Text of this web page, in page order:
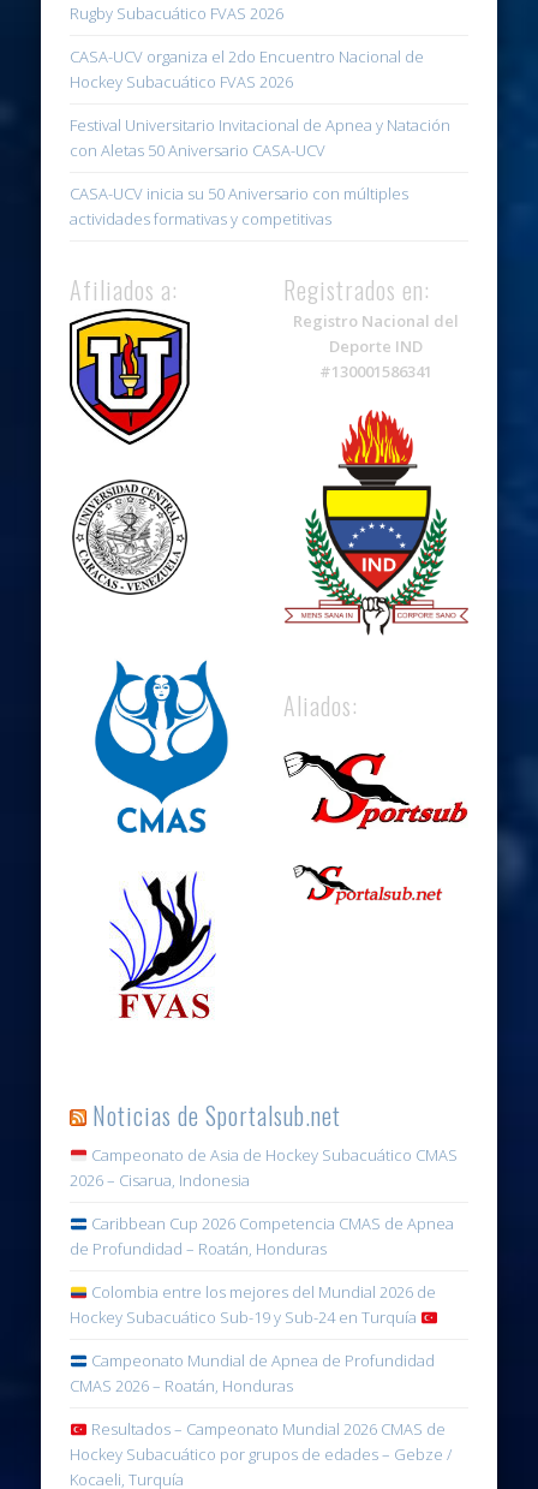
Rugby Subacuático FVAS 2026
CASA-UCV organiza el 2do Encuentro Nacional de
Hockey Subacuático FVAS 2026
Festival Universitario Invitacional de Apnea y Natación
con Aletas 50 Aniversario CASA-UCV
CASA-UCV inicia su 50 Aniversario con múltiples
actividades formativas y competitivas
Afiliados a: Registrados en:
Registro Nacional del
Deporte IND
#130001586341
Aliados:
Noticias de Sportalsub.net
Campeonato de Asia de Hockey Subacuático CMAS
2026 – Cisarua, Indonesia
Caribbean Cup 2026 Competencia CMAS de Apnea
de Profundidad – Roatán, Honduras
Colombia entre los mejores del Mundial 2026 de
Hockey Subacuático Sub-19 y Sub-24 en Turquía
Campeonato Mundial de Apnea de Profundidad
CMAS 2026 – Roatán, Honduras
Resultados – Campeonato Mundial 2026 CMAS de
Hockey Subacuático por grupos de edades – Gebze /
Kocaeli, Turquía